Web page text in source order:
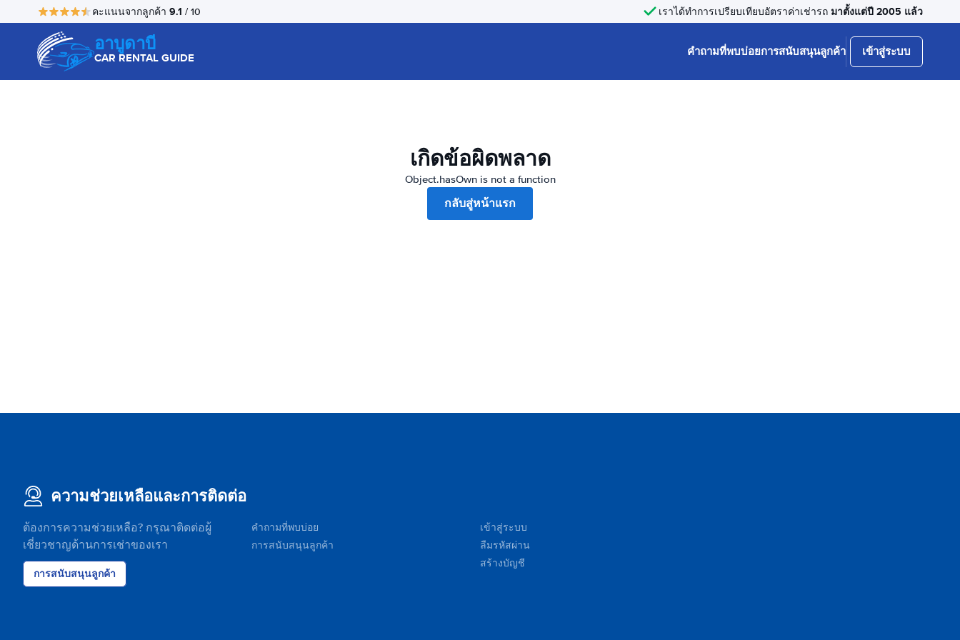
คะแนนจากลูกค้า 9.1 / 10 เราได้ทำการเปรียบเทียบอัตราค่าเช่ารถ มาตั้งแต่ปี 2005 แล้ว
อาบูดาบี
CAR RENTAL GUIDE คำถามที่พบบ่อยการสนับสนุนลูกค้า เข้าสู่ระบบ
เกิดข้อผิดพลาด
Object.hasOwn is not a function
กลับสู่หน้าแรก
ความช่วยเหลือและการติดต่อ
ต้องการความช่วยเหลือ? กรุณาติดต่อผู้
เชี่ยวชาญด้านการเช่าของเรา
การสนับสนุนลูกค้า
คำถามที่พบบ่อย
การสนับสนุนลูกค้า
เข้าสู่ระบบ
ลืมรหัสผ่าน
สร้างบัญชี